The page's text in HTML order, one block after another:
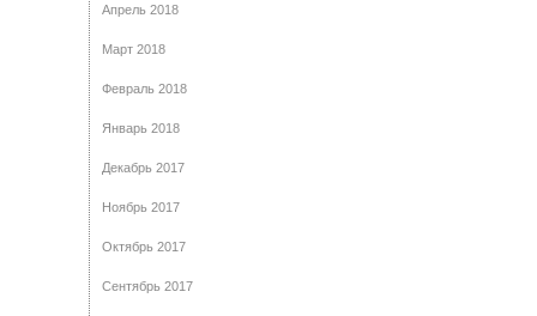
Апрель 2018
Март 2018
Февраль 2018
Январь 2018
Декабрь 2017
Ноябрь 2017
Октябрь 2017
Сентябрь 2017